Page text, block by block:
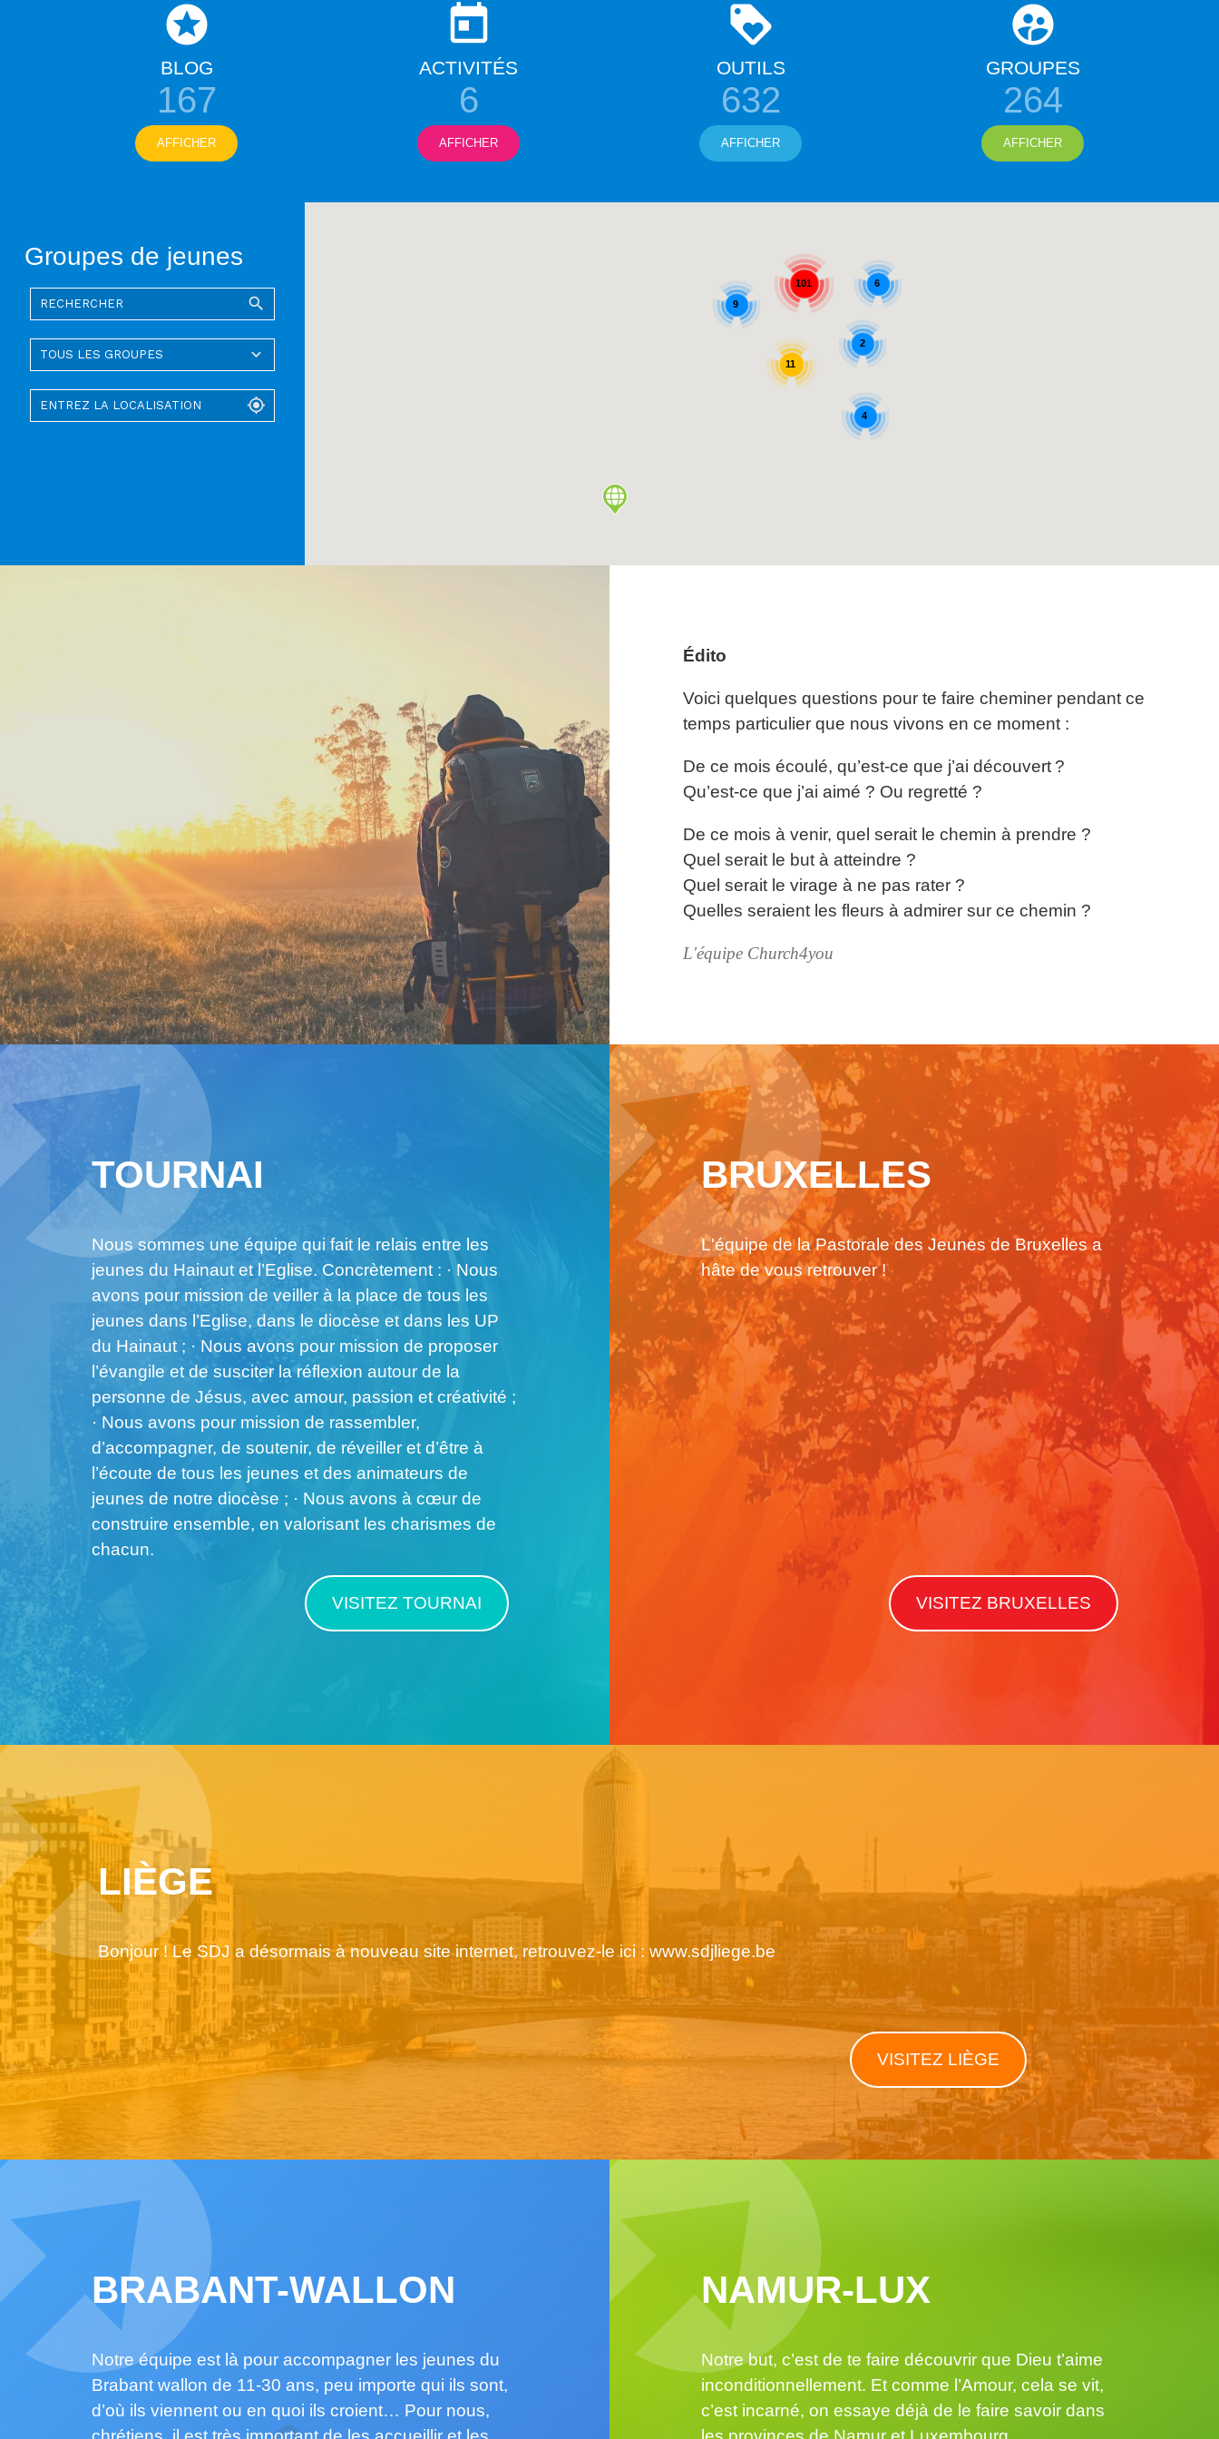
BLOG
167
AFFICHER
ACTIVITÉS
6
AFFICHER
OUTILS
632
AFFICHER
GROUPES
264
AFFICHER
11
101
4
6
2
9
Groupes de jeunes
Édito
Voici quelques questions pour te faire cheminer pendant ce
temps particulier que nous vivons en ce moment :
De ce mois écoulé, qu’est-ce que j’ai découvert ?
Qu’est-ce que j’ai aimé ? Ou regretté ?
De ce mois à venir, quel serait le chemin à prendre ?
Quel serait le but à atteindre ?
Quel serait le virage à ne pas rater ?
Quelles seraient les fleurs à admirer sur ce chemin ?
L'équipe Church4you
TOURNAI
Nous sommes une équipe qui fait le relais entre les
jeunes du Hainaut et l’Eglise. Concrètement : · Nous
avons pour mission de veiller à la place de tous les
jeunes dans l’Eglise, dans le diocèse et dans les UP
du Hainaut ; · Nous avons pour mission de proposer
l’évangile et de susciter la réflexion autour de la
personne de Jésus, avec amour, passion et créativité ;
· Nous avons pour mission de rassembler,
d’accompagner, de soutenir, de réveiller et d’être à
l’écoute de tous les jeunes et des animateurs de
jeunes de notre diocèse ; · Nous avons à cœur de
construire ensemble, en valorisant les charismes de
chacun.
VISITEZ TOURNAI
BRUXELLES
L'équipe de la Pastorale des Jeunes de Bruxelles a
hâte de vous retrouver !
VISITEZ BRUXELLES
LIÈGE
Bonjour ! Le SDJ a désormais à nouveau site internet, retrouvez-le ici : www.sdjliege.be
VISITEZ LIÈGE
BRABANT-WALLON
Notre équipe est là pour accompagner les jeunes du
Brabant wallon de 11-30 ans, peu importe qui ils sont,
d’où ils viennent ou en quoi ils croient… Pour nous,
NAMUR-LUX
Notre but, c’est de te faire découvrir que Dieu t’aime
inconditionnellement. Et comme l’Amour, cela se vit,
c’est incarné, on essaye déjà de le faire savoir dans